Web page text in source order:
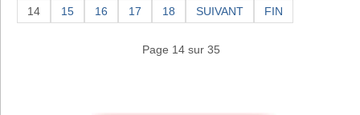
14 15 16 17 18 SUIVANT FIN
Page 14 sur 35